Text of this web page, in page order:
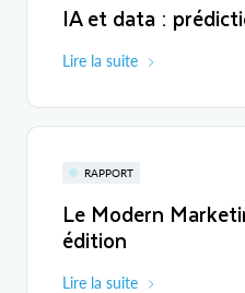
IA et data :
Lire la suite
RAPPORT
Le Modern
édition
Lire la suite